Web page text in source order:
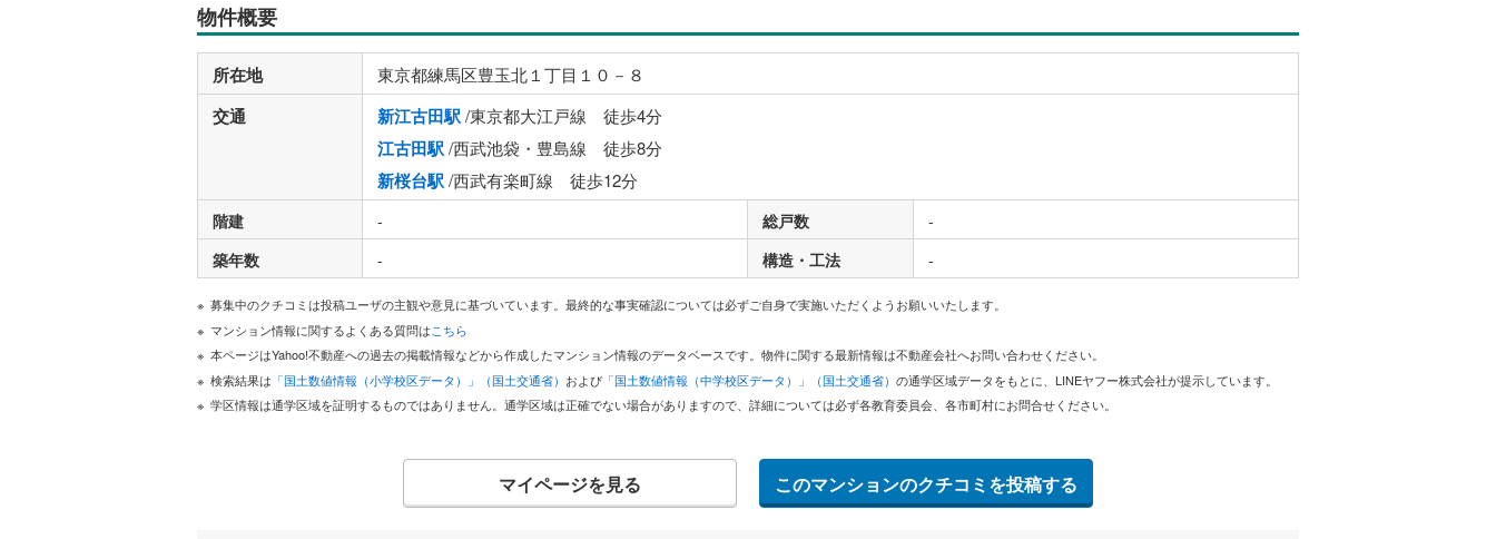
物件概要
所在地 東京都練馬区豊玉北１丁目１０－８
交通 新江古田駅/東京都大江戸線 徒歩4分
江古田駅/西武池袋・豊島線 徒歩8分
新桜台駅/西武有楽町線 徒歩12分
階建 - 総戸数
-
築年数
- 構造・工法 -
募集中のクチコミは投稿ユーザの主観や意見に基づいています。最終的な事実確認については必ずご自身で実施いただくようお願いいたします。
マンション情報に関するよくある質問はこちら
本ページはYahoo!不動産への過去の掲載情報などから作成したマンション情報のデータベースです。物件に関する最新情報は不動産会社へお問い合わせください。
検索結果は 「国土数値情報（小学校区データ）」（国土交通省） および 「国土数値情報（中学校区データ）」（国土交通省） の通学区域データをもとに、LINEヤフー株式会社が提示しています。
学区情報は通学区域を証明するものではありません。通学区域は正確でない場合がありますので、詳細については必ず各教育委員会、各市町村にお問合せください。
マイページを見る このマンションのクチコミを投稿する